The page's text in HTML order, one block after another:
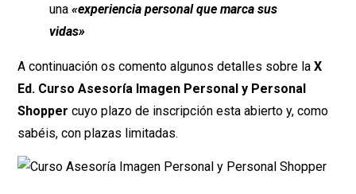
una«experiencia personal que marca sus
vidas»
A continuación os comento algunos detalles sobre laX
Ed. Curso Asesoría Imagen Personal y Personal
Shopper cuyo plazo de inscripción esta abierto y, como
sabéis, con plazas limitadas.